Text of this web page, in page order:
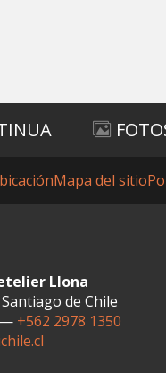
Mapa del sitio
Llona
de Chile
— +562 2978 1350